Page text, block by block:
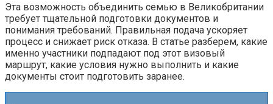
Эта возможность объединить семью в Великобритании
требует тщательной подготовки документов и
понимания требований. Правильная подача ускоряет
процесс и снижает риск отказа. В статье разберем, какие
именно участники подпадают под этот визовый
маршрут, какие условия нужно выполнить и какие
документы стоит подготовить заранее.